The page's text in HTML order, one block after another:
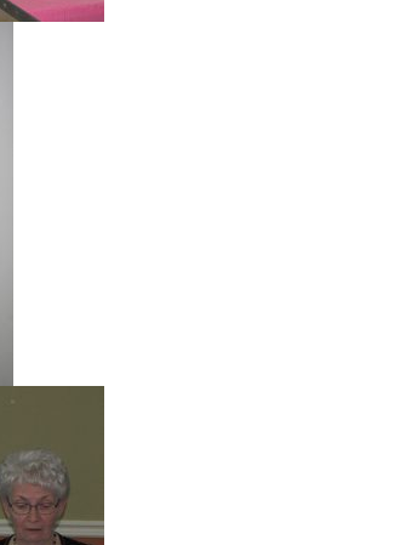
ans en 2024:
2022)
nouveaux membres 2019
2018